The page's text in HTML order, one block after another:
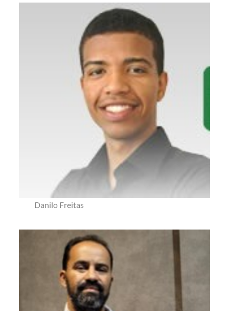
Danilo Freitas